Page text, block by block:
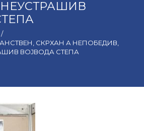
/
СКРХАН А НЕПОБЕДИВ,
ВОЈВОДА СТЕПА